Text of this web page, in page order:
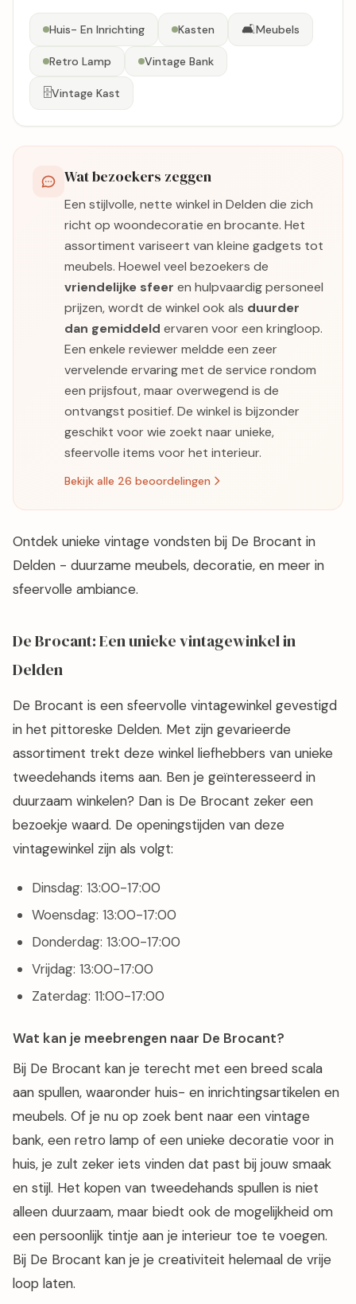
Huis- En Inrichting Kasten 🛋️Meubels
Retro Lamp Vintage Bank
🗄️Vintage Kast
Wat bezoekers zeggen
Een stijlvolle, nette winkel in Delden die zich
richt op woondecoratie en brocante. Het
assortiment variseert van kleine gadgets tot
meubels. Hoewel veel bezoekers de
vriendelijke sfeer en hulpvaardig personeel
prijzen, wordt de winkel ook als duurder
dan gemiddeld ervaren voor een kringloop.
Een enkele reviewer meldde een zeer
vervelende ervaring met de service rondom
een prijsfout, maar overwegend is de
ontvangst positief. De winkel is bijzonder
geschikt voor wie zoekt naar unieke,
sfeervolle items voor het interieur.
Bekijk alle 26 beoordelingen
Ontdek unieke vintage vondsten bij De Brocant in
Delden - duurzame meubels, decoratie, en meer in
sfeervolle ambiance.
De Brocant: Een unieke vintagewinkel in
Delden
De Brocant is een sfeervolle vintagewinkel gevestigd
in het pittoreske Delden. Met zijn gevarieerde
assortiment trekt deze winkel liefhebbers van unieke
tweedehands items aan. Ben je geïnteresseerd in
duurzaam winkelen? Dan is De Brocant zeker een
bezoekje waard. De openingstijden van deze
vintagewinkel zijn als volgt:
Dinsdag: 13:00-17:00
Woensdag: 13:00-17:00
Donderdag: 13:00-17:00
Vrijdag: 13:00-17:00
Zaterdag: 11:00-17:00
Wat kan je meebrengen naar De Brocant?
Bij De Brocant kan je terecht met een breed scala
aan spullen, waaronder huis- en inrichtingsartikelen en
meubels. Of je nu op zoek bent naar een vintage
bank, een retro lamp of een unieke decoratie voor in
huis, je zult zeker iets vinden dat past bij jouw smaak
en stijl. Het kopen van tweedehands spullen is niet
alleen duurzaam, maar biedt ook de mogelijkheid om
een persoonlijk tintje aan je interieur toe te voegen.
Bij De Brocant kan je je creativiteit helemaal de vrije
loop laten.